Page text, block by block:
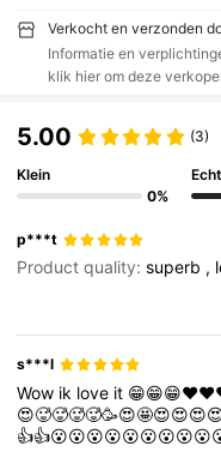
Verkocht en verzonden
Informatie en
klik hier om deze
5.00 (3)
Klein
0%
p***t
Product quality:superb ,
s***l
Wow ik love it